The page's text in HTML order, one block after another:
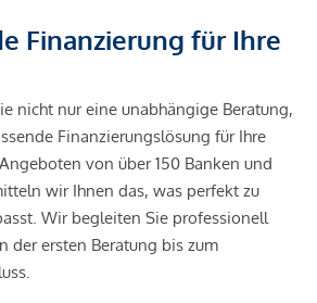
Finanzierung für Ihre
nicht nur eine unabhängige Beratung,
Finanzierungslösung für Ihre
von über 150 Banken und
wir Ihnen das, was perfekt zu
Wir begleiten Sie professionell
der ersten Beratung bis zum